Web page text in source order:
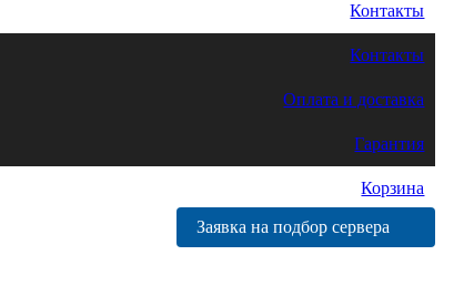
Контакты
Контакты
Оплата и доставка
Гарантия
Корзина
Заявка на подбор сервера